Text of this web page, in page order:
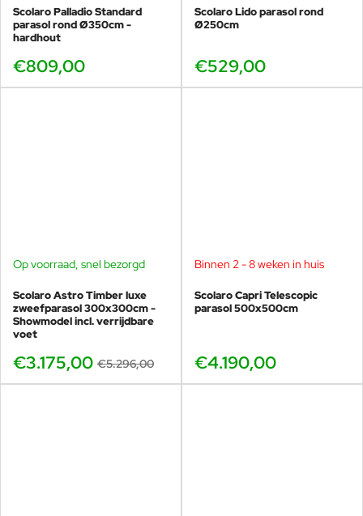
Scolaro Palladio Standard
parasol rond Ø350cm -
hardhout
€809,00
Scolaro Lido parasol rond
Ø250cm
€529,00
SHOWMODEL
Op voorraad, snel bezorgd
Scolaro Astro Timber luxe
zweefparasol 300x300cm -
Showmodel incl. verrijdbare
voet
€3.175,00 €5.296,00
Binnen 2 - 8 weken in huis
Scolaro Capri Telescopic
parasol 500x500cm
€4.190,00